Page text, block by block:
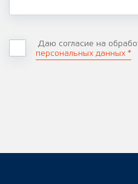
Даю согласие на
персональных данных *